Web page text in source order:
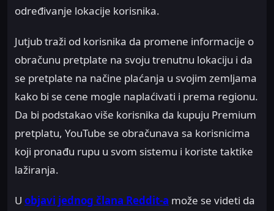
određivanje lokacije korisnika.
Jutjub traži od korisnika da promene informacije o
obračunu pretplate na svoju trenutnu lokaciju i da
se pretplate na načine plaćanja u svojim zemljama
kako bi se cene mogle naplaćivati i prema regionu.
Da bi podstakao više korisnika da kupuju Premium
pretplatu, YouTube se obračunava sa korisnicima
koji pronađu rupu u svom sistemu i koriste taktike
lažiranja.
U objavi jednog člana Reddit-a može se videti da